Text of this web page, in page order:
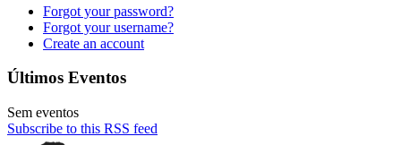
Forgot your password?
Forgot your username?
Create an account
Últimos Eventos
Sem eventos
Subscribe to this RSS feed